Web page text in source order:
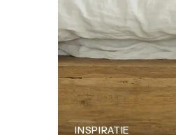
INSPIRATIE